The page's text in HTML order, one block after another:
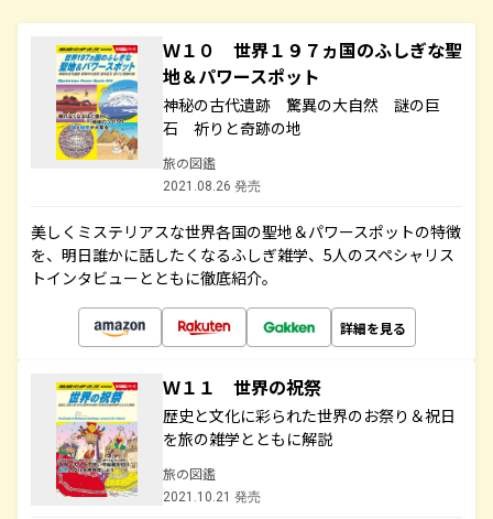
Ｗ１０ 世界１９７ヵ国のふしぎな聖
地＆パワースポット
神秘の古代遺跡 驚異の大自然 謎の巨
石 祈りと奇跡の地
旅の図鑑
2021.08.26 発売
美しくミステリアスな世界各国の聖地＆パワースポットの特徴
を、明日誰かに話したくなるふしぎ雑学、5人のスペシャリス
トインタビューとともに徹底紹介。
詳細を見る
Ｗ１１ 世界の祝祭
歴史と文化に彩られた世界のお祭り＆祝日
を旅の雑学とともに解説
旅の図鑑
2021.10.21 発売